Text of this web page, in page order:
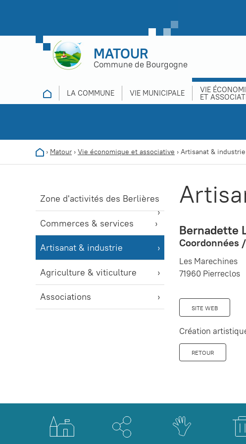
MATOUR
Commune de Bourgogne
LA COMMUNE VIE MUNICIPALE VIE
ET
› Matour › Vie économique et associative › Artisanat & industrie
Zone d'activités des Berlières
Commerces & services
Artisanat & industrie
Agriculture & viticulture
Associations
Bernadette
Coordonnées
Les Marechines
71960 Pierreclos
SITE WEB
Création
RETOUR